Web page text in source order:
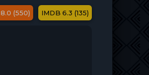
8.0 (550) 6.3 (135)